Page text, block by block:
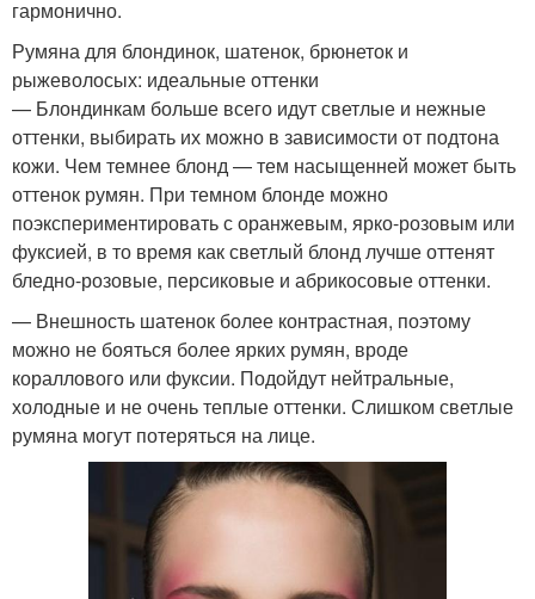
гармонично.
Румяна для блондинок, шатенок, брюнеток и
рыжеволосых: идеальные оттенки
— Блондинкам больше всего идут светлые и нежные
оттенки, выбирать их можно в зависимости от подтона
кожи. Чем темнее блонд — тем насыщенней может быть
оттенок румян. При темном блонде можно
поэкспериментировать с оранжевым, ярко-розовым или
фуксией, в то время как светлый блонд лучше оттенят
бледно-розовые, персиковые и абрикосовые оттенки.
— Внешность шатенок более контрастная, поэтому
можно не бояться более ярких румян, вроде
кораллового или фуксии. Подойдут нейтральные,
холодные и не очень теплые оттенки. Слишком светлые
румяна могут потеряться на лице.